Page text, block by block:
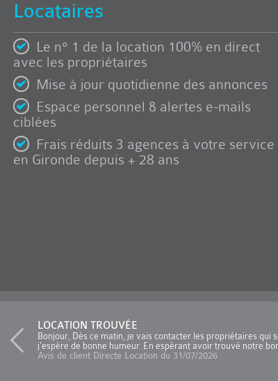
Locataires
Le n° 1 de la location 100% en direct
avec les propriétaires
Mise à jour quotidienne des annonces
Espace personnel & alertes e-mails
ciblées
Frais réduits 3 agences à votre service
en Gironde depuis + 28 ans
LOCATION TROUVÉE
Bonjour, Dès ce matin, je vais contacter les propriétaires qui
j'espère de bonne humeur. En espérant avoir trouvé notre
Avis de client Directe Location du 31/07/2026